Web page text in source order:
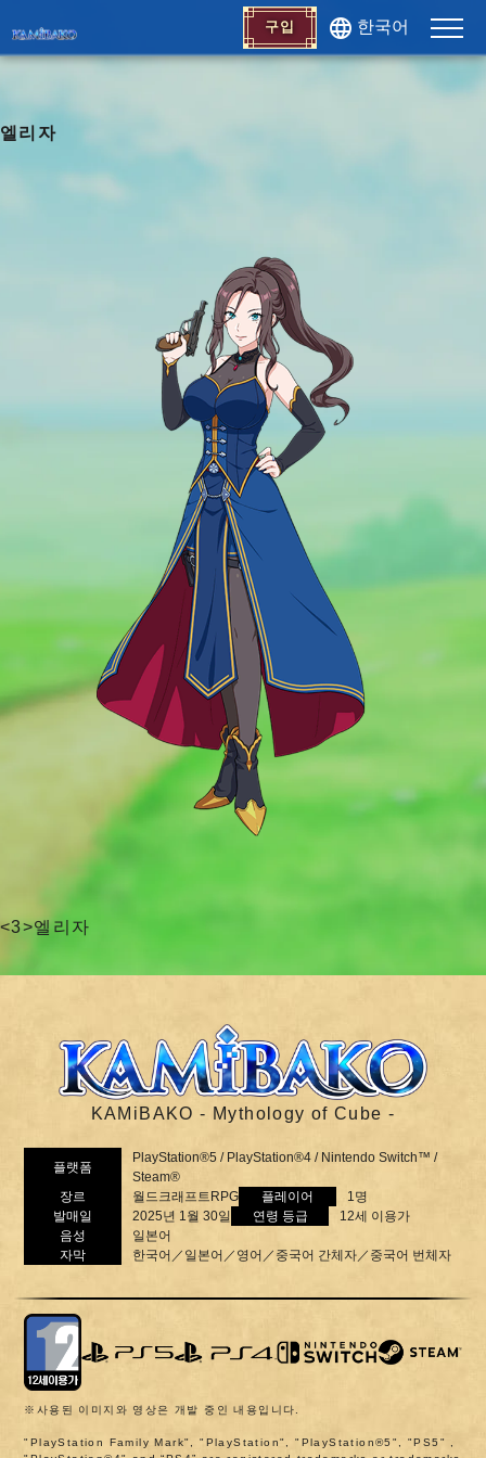
구입 한국어
엘리자
<3>엘리자
KAMiBAKO - Mythology of Cube -
플랫폼
PlayStation®5 / PlayStation®4 / Nintendo Switch™ /
Steam®
장르
월드크래프트RPG 플레이어
1명
발매일
2025년 1월 30일 연령 등급
12세 이용가
음성
일본어
자막
한국어／일본어／영어／중국어 간체자／중국어 번체자
※사용된 이미지와 영상은 개발 중인 내용입니다.
"PlayStation Family Mark", "PlayStation", "PlayStation®5", "PS5" ,